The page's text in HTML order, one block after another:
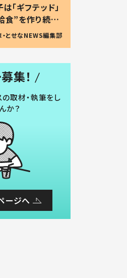
「ギフテッド」
”を作り続け
#令和の子
・とせなNEWS編集部
集！
取材・執筆をし
か？
ージへ